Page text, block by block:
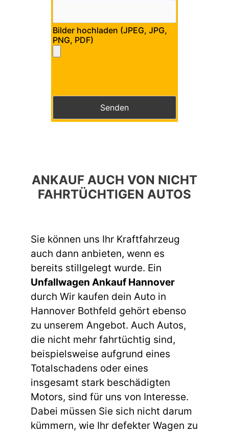
Bilder hochladen (JPEG, JPG,
PNG, PDF)
Bitte lasse dieses Feld leer.
ANKAUF AUCH VON NICHT
FAHRTÜCHTIGEN AUTOS
Sie können uns Ihr Kraftfahrzeug
auch dann anbieten, wenn es
bereits stillgelegt wurde. Ein
Unfallwagen Ankauf Hannover
durch Wir kaufen dein Auto in
Hannover Bothfeld gehört ebenso
zu unserem Angebot. Auch Autos,
die nicht mehr fahrtüchtig sind,
beispielsweise aufgrund eines
Totalschadens oder eines
insgesamt stark beschädigten
Motors, sind für uns von Interesse.
Dabei müssen Sie sich nicht darum
kümmern, wie Ihr defekter Wagen zu